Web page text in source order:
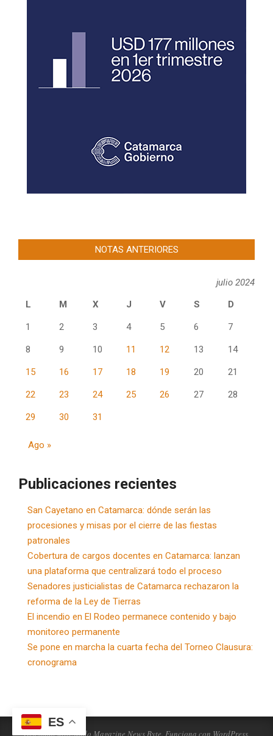
NOTAS ANTERIORES
julio 2024
L
M X J V S D
1 2 3 4 5 6 7
8 9 10 11 12 13 14
15 16 17 18 19 20 21
22 23 24 25 26 27 28
29 30 31
Ago »
Publicaciones recientes
San Cayetano en Catamarca: dónde serán las
procesiones y misas por el cierre de las fiestas
patronales
Cobertura de cargos docentes en Catamarca: lanzan
una plataforma que centralizará todo el proceso
Senadores justicialistas de Catamarca rechazaron la
reforma de la Ley de Tierras
El incendio en El Rodeo permanece contenido y bajo
monitoreo permanente
Se pone en marcha la cuarta fecha del Torneo Clausura:
cronograma
Diseñado utilizando Magazine News Byte . Funciona con WordPress.
ES